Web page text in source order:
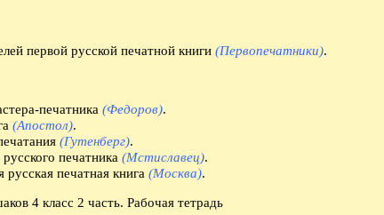
первой русской печатной книги (Первопечатники).
печатника (Федоров).
(Апостол).
(Гутенберг).
печатника (Мстиславец).
печатная книга (Москва).